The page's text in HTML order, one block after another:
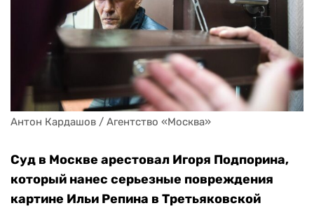
Антон Кардашов / Агентство «Москва»
Суд в Москве арестовал Игоря Подпорина,
который нанес серьезные повреждения
картине Ильи Репина в Третьяковской